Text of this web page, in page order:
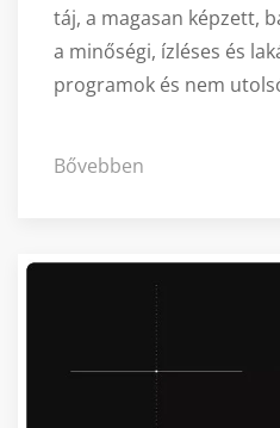
táj, a magasan képzett,
a minőségi, ízléses és
programok és nem
Bővebben